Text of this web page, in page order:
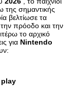
σημαντικής
βελτίωσε τα
πρόοδο και την
το αρχικό
για Nintendo
play